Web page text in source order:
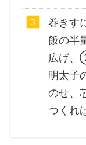
巻きす
飯の半
広げ、
明太子
のせ、
つくれ